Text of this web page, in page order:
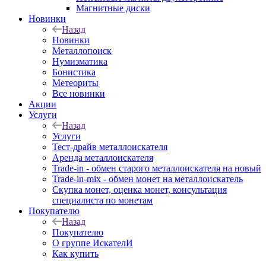
Магнитные диски
Новинки
Назад
Новинки
Металлопоиск
Нумизматика
Бонистика
Метеориты
Все новинки
Акции
Услуги
Назад
Услуги
Тест-драйв металлоискателя
Аренда металлоискателя
Trade-in - обмен старого металлоискателя на новый
Trade-in-mix - обмен монет на металлоискатель
Скупка монет, оценка монет, консультация
специалиста по монетам
Покупателю
Назад
Покупателю
О группе ИскателИ
Как купить